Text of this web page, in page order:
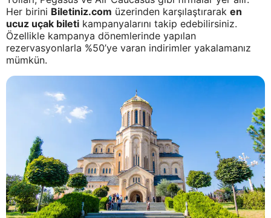
Her birini Biletiniz.com üzerinden karşılaştırarak en
ucuz uçak bileti kampanyalarını takip edebilirsiniz.
Özellikle kampanya dönemlerinde yapılan
rezervasyonlarla %50’ye varan indirimler yakalamanız
mümkün.